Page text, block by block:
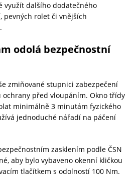
využít dalšího dodatečného
pevných rolet či vnějších
odolá bezpečnostní
zmiňované stupnici zabezpečení
ochrany před vloupáním. Okno třídy
minimálně 3 minutám fyzického
jednoduché nářadí na páčení
zasklením podle ČSN
aby bylo vybaveno okenní kličkou
tlačítkem s odolností 100 Nm.